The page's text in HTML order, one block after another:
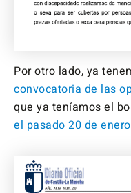
Por otro lado, ya
convocatoria de las
que ya teníamos el
el pasado 20 de enero